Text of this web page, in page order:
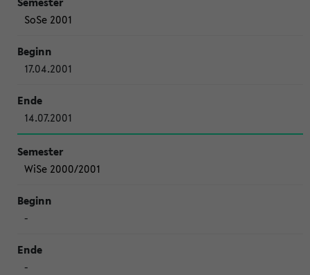
SoSe 2001
17.04.2001
14.07.2001
WiSe 2000/2001
-
-